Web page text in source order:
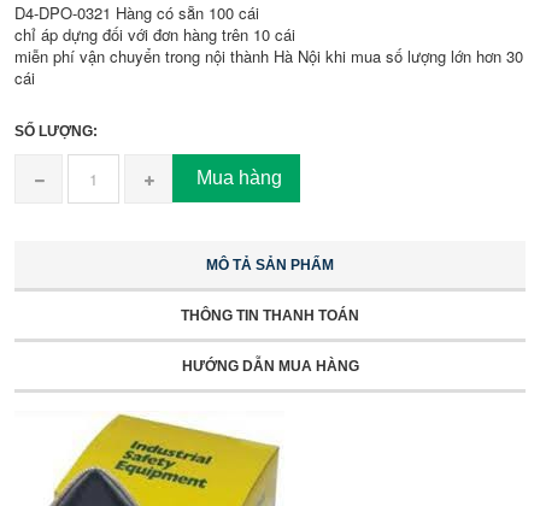
D4-DPO-0321 Hàng có sẵn 100 cái
chỉ áp dựng đối với đơn hàng trên 10 cái
miễn phí vận chuyển trong nội thành Hà Nội khi mua số lượng lớn hơn 30
cái
SỐ LƯỢNG:
Mua hàng
MÔ TẢ SẢN PHẨM
THÔNG TIN THANH TOÁN
HƯỚNG DẪN MUA HÀNG